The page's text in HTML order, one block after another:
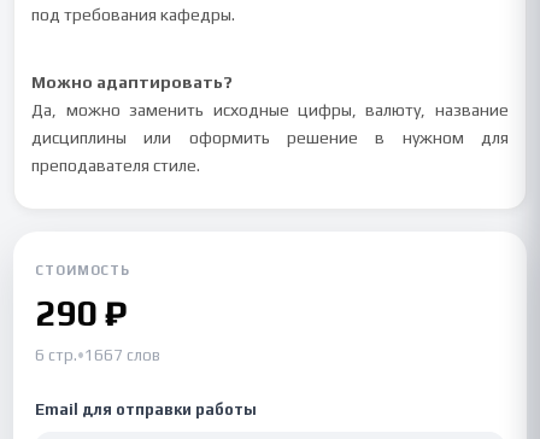
под требования кафедры.
Можно адаптировать?
Да, можно заменить исходные цифры, валюту, название
дисциплины или оформить решение в нужном для
преподавателя стиле.
СТОИМОСТЬ
290 ₽
6 стр.•1667 слов
Email для отправки работы